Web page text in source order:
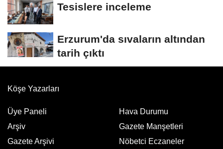
Tesislere inceleme
Erzurum'da sıvaların altından
tarih çıktı
Köşe Yazarları
Üye Paneli
Arşiv
Gazete Arşivi
Hava Durumu
Gazete Manşetleri
Nöbetci Eczaneler